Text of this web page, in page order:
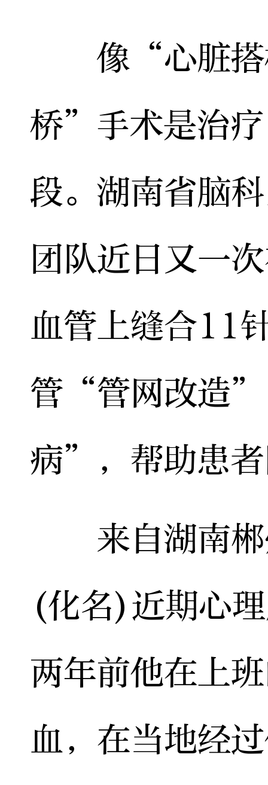
像“心脏搭
桥”手术是治
段。湖南省脑
团队近日又一
血管上缝合11
管“管网改造
病”，帮助患
来自湖南郴
(化名)近期心
两年前他在上
血，在当地经